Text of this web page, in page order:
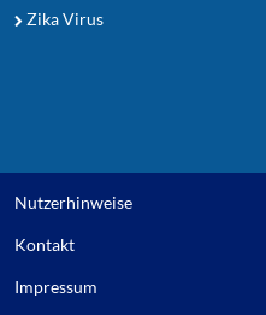
Zika Virus
Nutzerhinweise
Kontakt
Impressum